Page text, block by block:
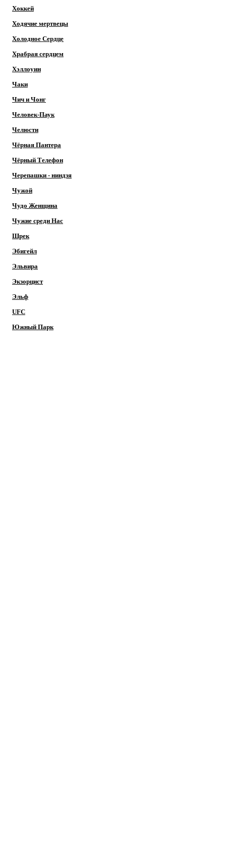
Хоккей
Ходячие мертвецы
Холодное Сердце
Храбрая сердцем
Хэллоуин
Чаки
Чич и Чонг
Человек-Паук
Челюсти
Чёрная Пантера
Чёрный Телефон
Черепашки - ниндзя
Чужой
Чудо Женщина
Чужие среди Нас
Шрек
Эбигейл
Эльвира
Экзорцист
Эльф
UFC
Южный Парк